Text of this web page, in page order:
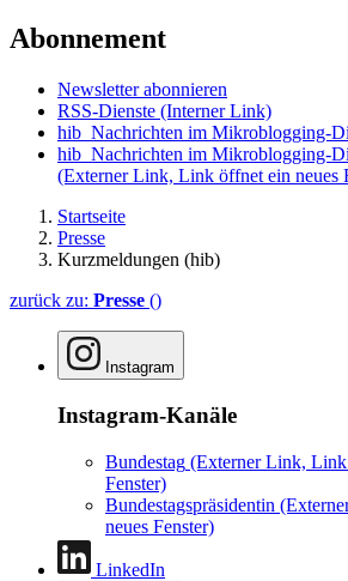
Abonnement
Newsletter abonnieren
RSS-Dienste (Interner Link)
hib_Nachrichten im Mikroblogging-
hib_Nachrichten im Mikroblogging-
(Externer Link, Link öffnet ein neues
Startseite
Presse
Kurzmeldungen (hib)
zurück zu: Presse ()
Instagram
Instagram-Kanäle
Bundestag (Externer Link, Link
Fenster)
Bundestagspräsidentin
neues Fenster)
LinkedIn